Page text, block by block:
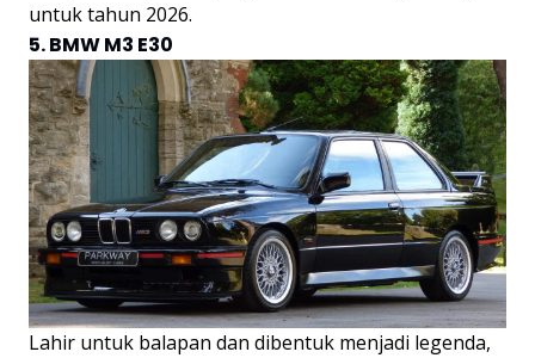
untuk tahun 2026.
5. BMW M3 E30
Lahir untuk balapan dan dibentuk menjadi legenda,